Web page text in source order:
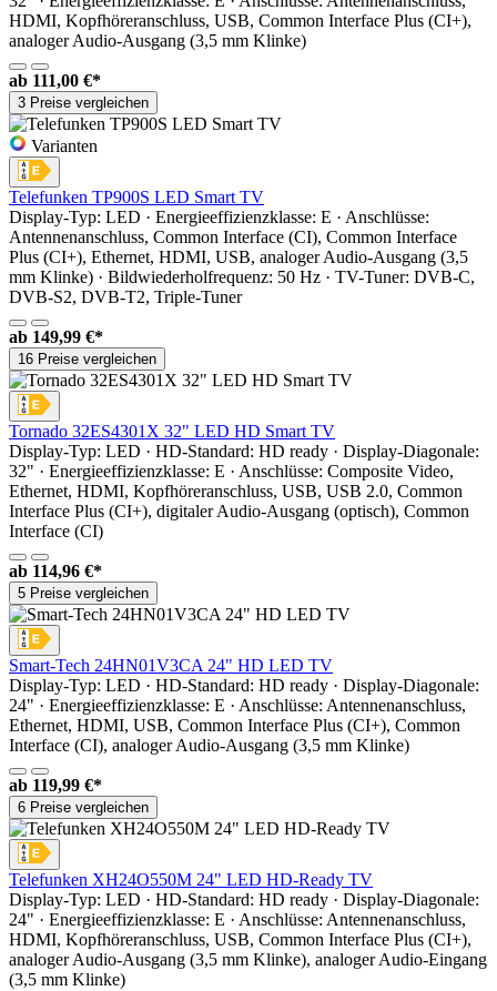
HDMI, Kopfhöreranschluss, USB, Common Interface Plus (CI+),
analoger Audio-Ausgang (3,5 mm Klinke)
ab 111,00 €*
3 Preise vergleichen
Varianten
Telefunken TP900S LED Smart TV
Display-Typ: LED · Energieeffizienzklasse: E · Anschlüsse:
Antennenanschluss, Common Interface (CI), Common Interface
Plus (CI+), Ethernet, HDMI, USB, analoger Audio-Ausgang (3,5
mm Klinke) · Bildwiederholfrequenz: 50 Hz · TV-Tuner: DVB-C,
DVB-S2, DVB-T2, Triple-Tuner
ab 149,99 €*
16 Preise vergleichen
Tornado 32ES4301X 32" LED HD Smart TV
Display-Typ: LED · HD-Standard: HD ready · Display-Diagonale:
32" · Energieeffizienzklasse: E · Anschlüsse: Composite Video,
Ethernet, HDMI, Kopfhöreranschluss, USB, USB 2.0, Common
Interface Plus (CI+), digitaler Audio-Ausgang (optisch), Common
Interface (CI)
ab 114,96 €*
5 Preise vergleichen
Smart-Tech 24HN01V3CA 24" HD LED TV
Display-Typ: LED · HD-Standard: HD ready · Display-Diagonale:
24" · Energieeffizienzklasse: E · Anschlüsse: Antennenanschluss,
Ethernet, HDMI, USB, Common Interface Plus (CI+), Common
Interface (CI), analoger Audio-Ausgang (3,5 mm Klinke)
ab 119,99 €*
6 Preise vergleichen
Telefunken XH24O550M 24" LED HD-Ready TV
Display-Typ: LED · HD-Standard: HD ready · Display-Diagonale:
24" · Energieeffizienzklasse: E · Anschlüsse: Antennenanschluss,
HDMI, Kopfhöreranschluss, USB, Common Interface Plus (CI+),
analoger Audio-Ausgang (3,5 mm Klinke), analoger Audio-Eingang
(3,5 mm Klinke)